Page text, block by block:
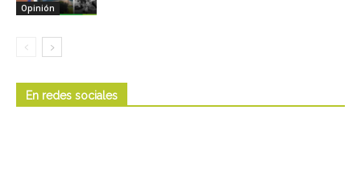
Opinión
En redes sociales